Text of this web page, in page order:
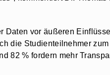
Daten vor äußeren
die Studienteilnehmer zum
82 % fordern mehr